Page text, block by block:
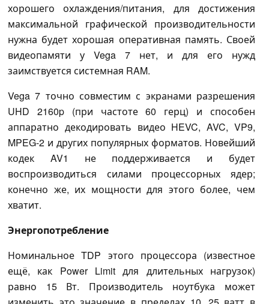
хорошего охлаждения/питания, для достижения
максимальной графической производительности
нужна будет хорошая оперативная память. Своей
видеопамяти у Vega 7 нет, и для его нужд
заимствуется системная RAM.
Vega 7 точно совместим с экранами разрешения
UHD 2160p (при частоте 60 герц) и способен
аппаратно декодировать видео HEVC, AVC, VP9,
MPEG-2 и других популярных форматов. Новейший
кодек AV1 не поддерживается и будет
воспроизводиться силами процессорных ядер;
конечно же, их мощности для этого более, чем
хватит.
Энергопотребление
Номинальное TDP этого процессора (известное
ещё, как Power Limit для длительных нагрузок)
равно 15 Вт. Производитель ноутбука может